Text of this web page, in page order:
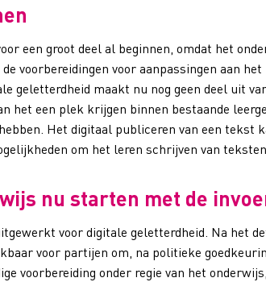
een groot deel al beginnen, omdat het
de voorbereidingen voor aanpassingen aan
geletterdheid maakt nu nog geen deel uit
het een plek krijgen binnen bestaande
Het digitaal publiceren van een tekst
om het leren schrijven van
nu starten met de
voor digitale geletterdheid. Na het
voor partijen om, na politieke
voorbereiding onder regie van het